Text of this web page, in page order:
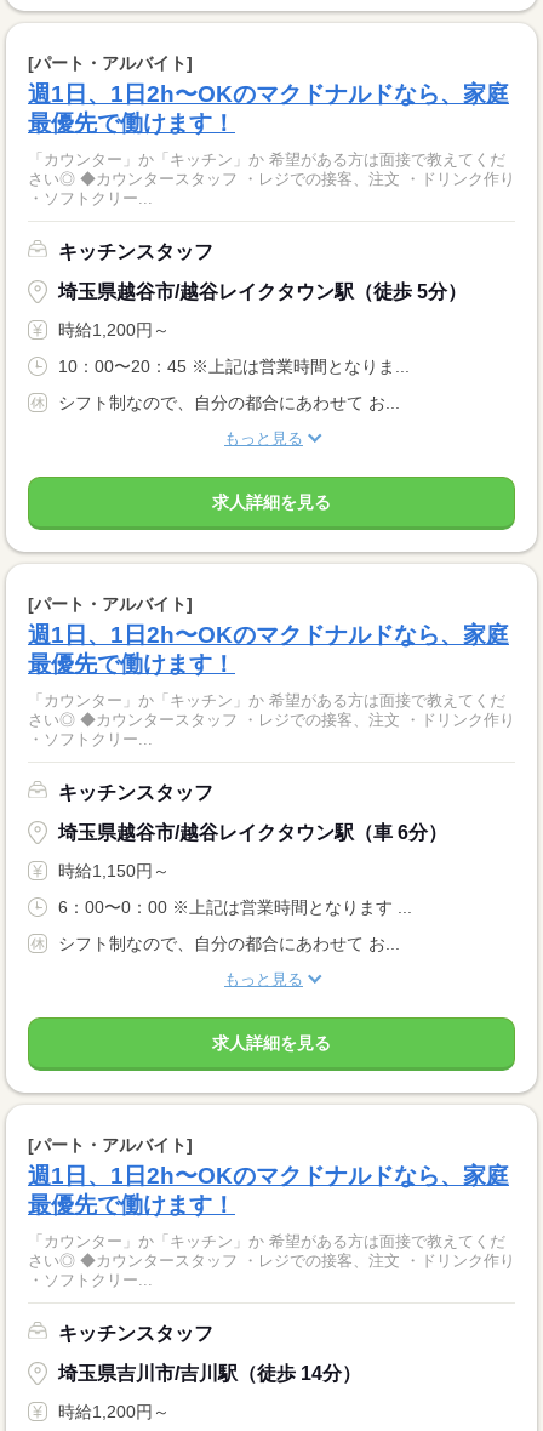
[パート・アルバイト]
週1日、1日2h〜OKのマクドナルドなら、家庭
最優先で働けます！
「カウンター」か「キッチン」か 希望がある方は面接で教えてくだ
さい◎ ◆カウンタースタッフ ・レジでの接客、注文 ・ドリンク作り
・ソフトクリー...
キッチンスタッフ
埼玉県越谷市/越谷レイクタウン駅（徒歩 5分）
時給1,200円～
10：00〜20：45 ※上記は営業時間となりま...
シフト制なので、自分の都合にあわせて お...
もっと見る
求人詳細を見る
[パート・アルバイト]
週1日、1日2h〜OKのマクドナルドなら、家庭
最優先で働けます！
「カウンター」か「キッチン」か 希望がある方は面接で教えてくだ
さい◎ ◆カウンタースタッフ ・レジでの接客、注文 ・ドリンク作り
・ソフトクリー...
キッチンスタッフ
埼玉県越谷市/越谷レイクタウン駅（車 6分）
時給1,150円～
6：00〜0：00 ※上記は営業時間となります ...
シフト制なので、自分の都合にあわせて お...
もっと見る
求人詳細を見る
[パート・アルバイト]
週1日、1日2h〜OKのマクドナルドなら、家庭
最優先で働けます！
「カウンター」か「キッチン」か 希望がある方は面接で教えてくだ
さい◎ ◆カウンタースタッフ ・レジでの接客、注文 ・ドリンク作り
・ソフトクリー...
キッチンスタッフ
埼玉県吉川市/吉川駅（徒歩 14分）
時給1,200円～